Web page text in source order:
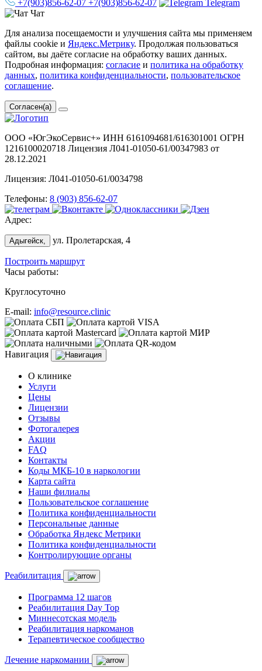
+7(903)856-62-07 +7(903)856-62-07
Telegram
Чат
Для анализа посещаемости и улучшения сайта мы применяем
файлы cookie и Яндекс.Метрику. Продолжая пользоваться
сайтом, вы даёте согласие на обработку ваших данных.
Подробная информация: согласие и политика на обработку
данных, политика конфиденциальности, пользовательское
соглашение.
Согласен(а)
ООО «ЮгЭкоСервис+» ИНН 6161094681/616301001 ОГРН
1216100020718 Лицензия Л041-01050-61/00347983 от
28.12.2021
Лицензия: Л041-01050-61/0034798
Телефоны: 8 (903) 856-62-07
Адрес:
Адыгейск, ул. Пролетарская, 4
Построить маршрут
Часы работы:
Круглосуточно
E-mail: info@resource.clinic
Навигация
О клинике
Услуги
Цены
Лицензии
Отзывы
Фотогалерея
Акции
FAQ
Контакты
Коды МКБ-10 в наркологии
Карта сайта
Наши филиалы
Пользовательское соглашение
Политика конфиденциальности
Персональные данные
Обработка Яндекс Метрики
Политика конфиденциальности
Контролирующие органы
Реабилитация
Программа 12 шагов
Реабилитация Day Top
Миннесотская модель
Реабилитация наркоманов
Терапевтическое сообщество
Лечение наркомании